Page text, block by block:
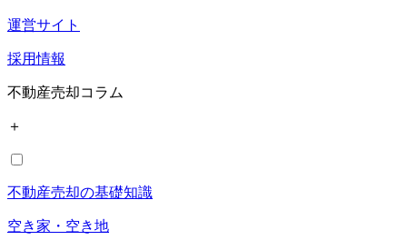
運営サイト
採用情報
不動産売却コラム
＋
不動産売却の基礎知識
空き家・空き地